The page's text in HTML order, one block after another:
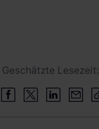
Geschätzte Lesezeit: